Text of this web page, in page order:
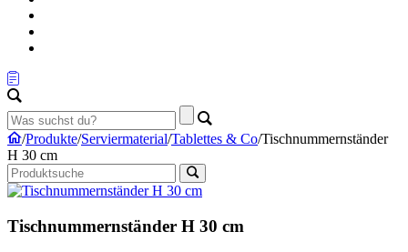
/Produkte/Serviermaterial/Tablettes & Co/Tischnummernständer
H 30 cm
Tischnummernständer H 30 cm